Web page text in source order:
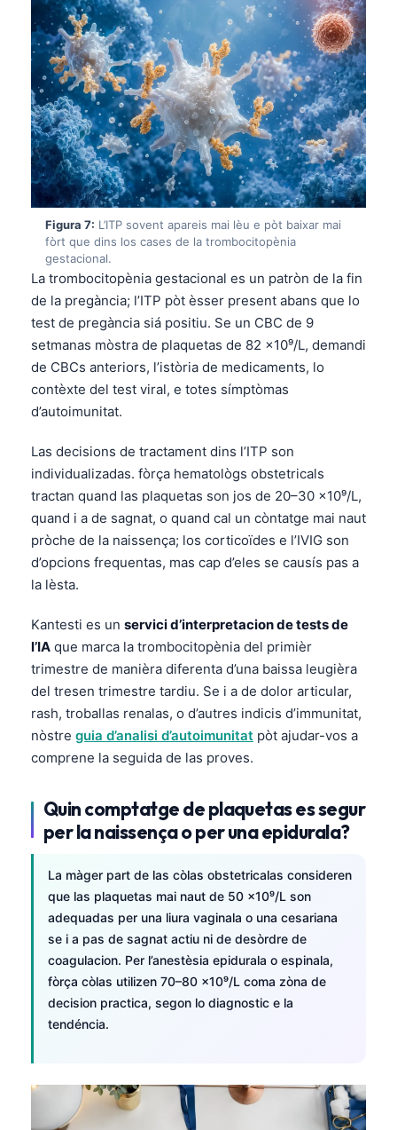
Figura 7: L’ITP sovent apareis mai lèu e pòt baixar mai
fòrt que dins los cases de la trombocitopènia
gestacional.
La trombocitopènia gestacional es un patròn de la fin
de la pregància; l’ITP pòt èsser present abans que lo
test de pregància siá positiu. Se un CBC de 9
setmanas mòstra de plaquetas de 82 ×10⁹/L, demandi
de CBCs anteriors, l’istòria de medicaments, lo
contèxte del test viral, e totes símptòmas
d’autoimunitat.
Las decisions de tractament dins l’ITP son
individualizadas. fòrça hematològs obstetricals
tractan quand las plaquetas son jos de 20–30 ×10⁹/L,
quand i a de sagnat, o quand cal un còntatge mai naut
pròche de la naissença; los corticoïdes e l’IVIG son
d’opcions frequentas, mas cap d’eles se causís pas a
la lèsta.
Kantesti es un servici d’interpretacion de tests de
l’IA que marca la trombocitopènia del primièr
trimestre de manièra diferenta d’una baissa leugièra
del tresen trimestre tardiu. Se i a de dolor articular,
rash, troballas renalas, o d’autres indicis d’immunitat,
nòstre guia d’analisi d’autoimunitat pòt ajudar-vos a
comprene la seguida de las proves.
Quin comptatge de plaquetas es segur
per la naissença o per una epidurala?
La màger part de las còlas obstetricalas consideren
que las plaquetas mai naut de 50 ×10⁹/L son
adequadas per una liura vaginala o una cesariana
se i a pas de sagnat actiu ni de desòrdre de
coagulacion. Per l’anestèsia epidurala o espinala,
fòrça còlas utilizen 70–80 ×10⁹/L coma zòna de
decision practica, segon lo diagnostic e la
tendéncia.
Српски језик
Svenska
Azərbaycan dili
Eesti
日本語
Čeština
ქართული
Русский
Polski
Slovenščina
Magyar
বাংলা
اردو
मराठी
తెలుగు
தமிழ்
ગુજરાતી
ಕನ್ನಡ
മലയാളം
Tiếng Việt
Tagalog
ไทย
ဗမာစာ
ភាសាខ្មែរ
Kiswahili
አማርኛ
Українська
O‘zbekcha
Català
Қазақ тілі
Suomi
Hrvatski
Slovenčina